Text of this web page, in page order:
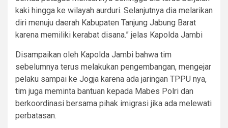
kaki hingga ke wilayah aurduri. Selanjutnya dia melarikan
diri menuju daerah Kabupaten Tanjung Jabung Barat
karena memiliki kerabat disana.” jelas Kapolda Jambi
Disampaikan oleh Kapolda Jambi bahwa tim
sebelumnya terus melakukan pengembangan, mengejar
pelaku sampai ke Jogja karena ada jaringan TPPU nya,
tim juga meminta bantuan kepada Mabes Polri dan
berkoordinasi bersama pihak imigrasi jika ada melewati
perbatasan.